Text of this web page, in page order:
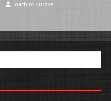
Joachim Kurzke